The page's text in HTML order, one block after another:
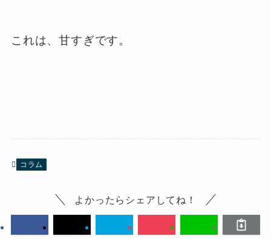
これは、甘すぎです。
コラム
よかったらシェアしてね！